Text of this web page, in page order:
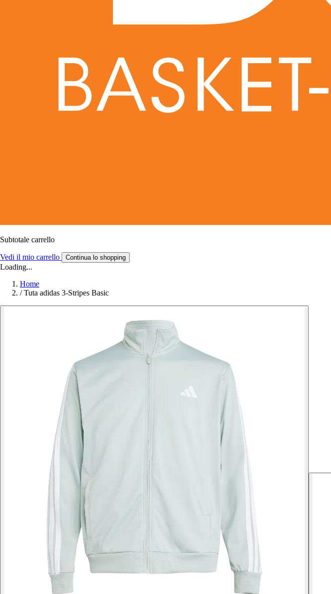
Subtotale carrello
Vedi il mio carrello Continua lo shopping
Loading...
Home
/ Tuta adidas 3-Stripes Basic